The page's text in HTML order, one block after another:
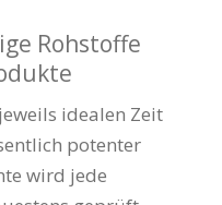
Rohstoffe
idealen Zeit
potenter
wird jede